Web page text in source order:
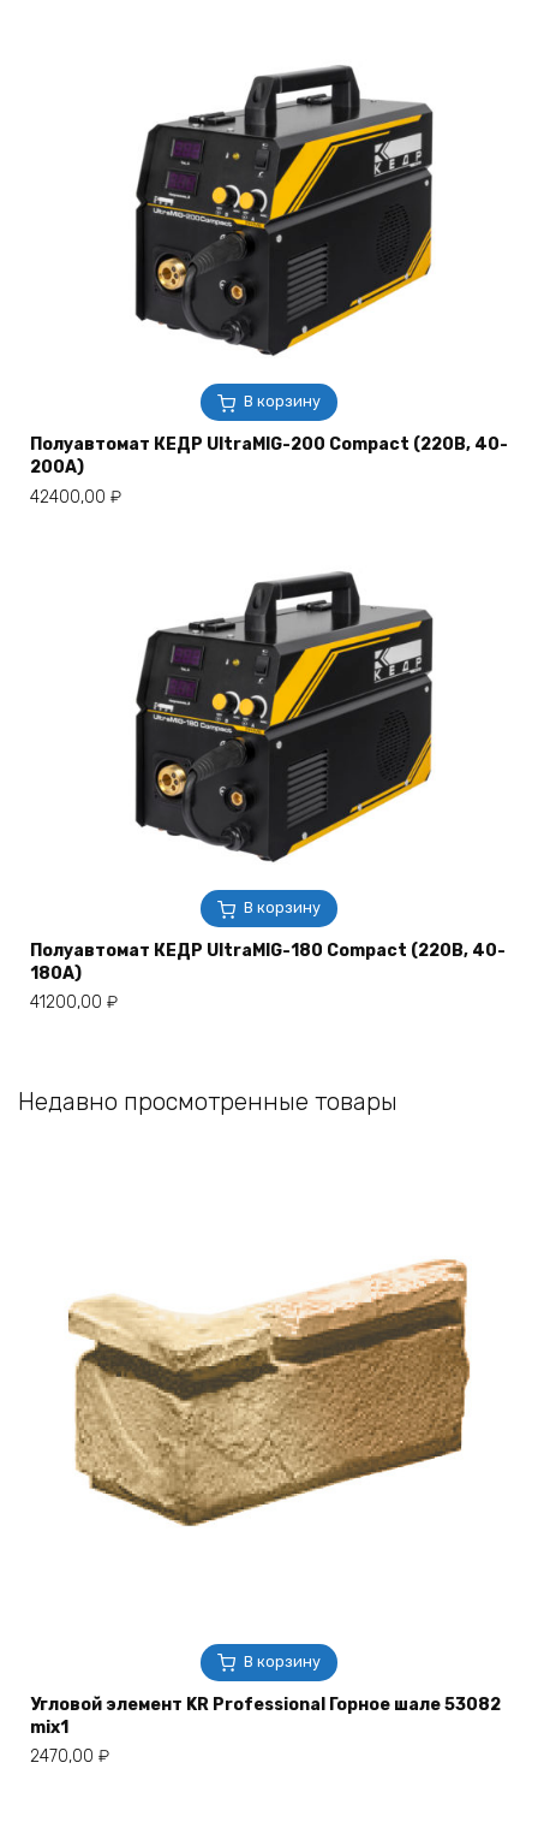
В корзину
Полуавтомат КЕДР UltraMIG-200 Compact (220В, 40-
200А)
42400,00 ₽
В корзину
Полуавтомат КЕДР UltraMIG-180 Compact (220В, 40-
180А)
41200,00 ₽
Недавно просмотренные товары
В корзину
Угловой элемент KR Professional Горное шале 53082
mix1
2470,00 ₽